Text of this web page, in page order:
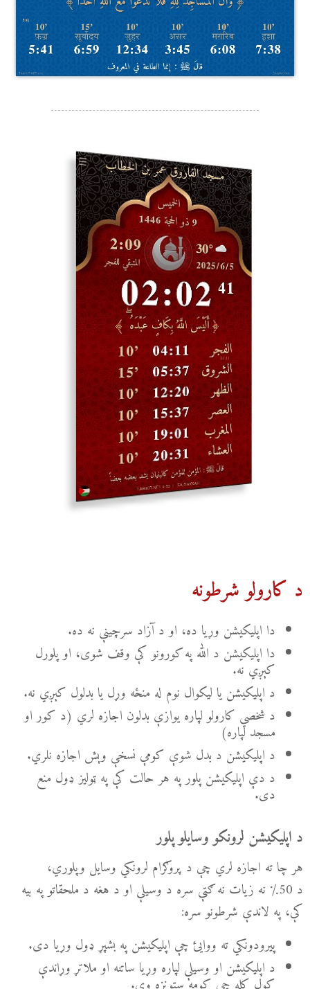
د کارولو شرطونه
دا اپلیکیشن وړیا ده، او د آزاد سرچینې نه ده.
دا اپلیکیشن د الله په کورونو کې وقف شوی، او پلورل
کېږي نه.
د اپلیکیشن یا لیکوال نوم له منځه وړل یا بدلول کېږي نه.
د شخصي کارولو لپاره یوازې بدلون اجازه لري (د کور او
مسجد لپاره)
د اپلیکیشن د بدل شوې کومې نسخې وېش اجازه نلري.
د دې اپلیکیشن پلور په هر حالت کې په ټولیز ډول منع
دی.
د اپلیکیشن لرونکو وسایلو پلور
هر چا ته اجازه لري چې د پروګرام لرونکي وسایل وپلوري،
د 50٪ نه زیات نه ګټې سره د وسیلې او د هغه د ملحقاتو په بیه
کې، په لاندې شرطونو سره:
پیرودونکي ته ووایئ چې اپلیکیشن په بشپړ ډول وړیا دی.
د اپلیکیشن او وسیلې لپاره وړیا ساتنه او ملاتړ وړاندې